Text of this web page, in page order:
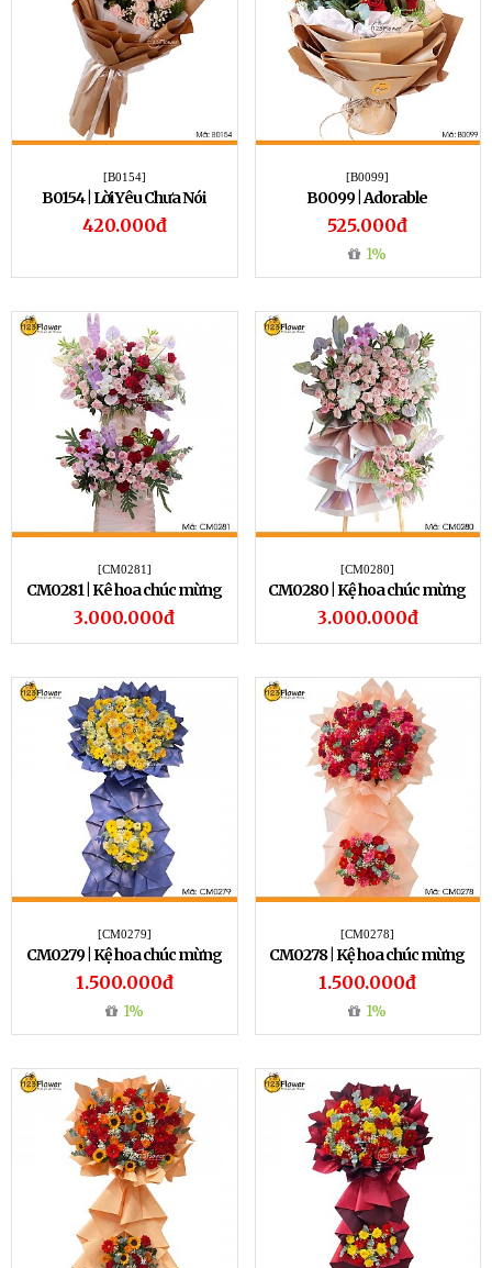
[B0154]
B0154 | Lời Yêu Chưa Nói
420.000đ
[B0099]
B0099 | Adorable
525.000đ
1%
[CM0281]
CM0281 | Kê hoa chúc mừng
281
3.000.000đ
[CM0280]
CM0280 | Kệ hoa chúc mừng
280
3.000.000đ
[CM0279]
CM0279 | Kệ hoa chúc mừng
279
1.500.000đ
1%
[CM0278]
CM0278 | Kệ hoa chúc mừng
278
1.500.000đ
1%